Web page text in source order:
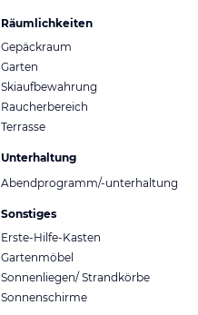
Räumlichkeiten
Gepäckraum
Garten
Skiaufbewahrung
Raucherbereich
Terrasse
Unterhaltung
Abendprogramm/-unterhaltung
Sonstiges
Erste-Hilfe-Kasten
Gartenmöbel
Sonnenliegen/ Strandkörbe
Sonnenschirme